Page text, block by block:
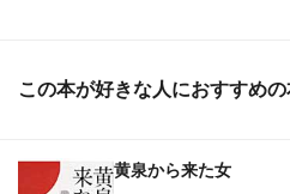
この本が好きな人におすすめの
黄泉から来た女